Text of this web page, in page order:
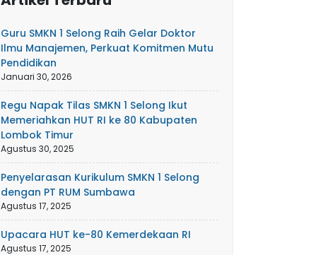
Guru SMKN 1 Selong Raih Gelar Doktor
Ilmu Manajemen, Perkuat Komitmen Mutu
Pendidikan
Januari 30, 2026
Regu Napak Tilas SMKN 1 Selong Ikut
Memeriahkan HUT RI ke 80 Kabupaten
Lombok Timur
Agustus 30, 2025
Penyelarasan Kurikulum SMKN 1 Selong
dengan PT RUM Sumbawa
Agustus 17, 2025
Upacara HUT ke-80 Kemerdekaan RI
Agustus 17, 2025